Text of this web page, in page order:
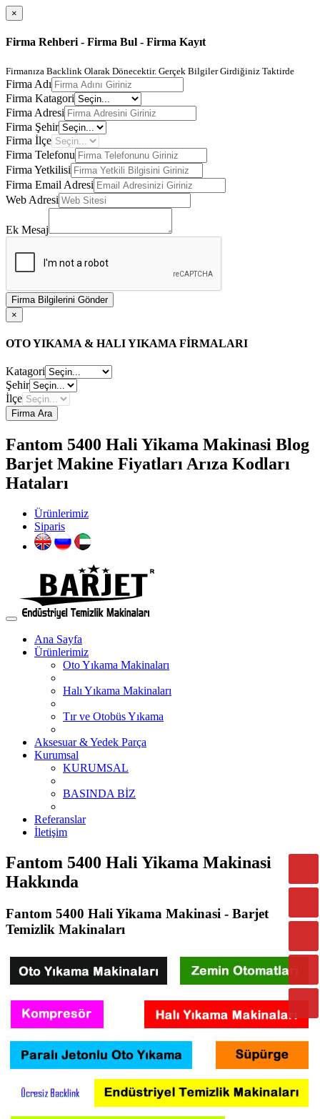
×
Firma Rehberi - Firma Bul - Firma Kayıt
Firmanıza Backlink Olarak Dönecektir. Gerçek Bilgiler Girdiğiniz Taktirde
Firma Adı
Firma Katagori
Firma Adresi
Firma Şehir
Firma İlçe
Firma Telefonu
Firma Yetkilisi
Firma Email Adresi
Web Adresi
Ek Mesaj
Firma Bilgilerini Gönder
×
OTO YIKAMA & HALI YIKAMA FİRMALARI
Katagori
Şehir
İlçe
Firma Ara
Fantom 5400 Hali Yikama Makinasi Blog
Barjet Makine Fiyatları Arıza Kodları
Hataları
Ürünlerimiz
Siparis
Ana Sayfa
Ürünlerimiz
Oto Yıkama Makinaları
Halı Yıkama Makinaları
Tır ve Otobüs Yıkama
Aksesuar & Yedek Parça
Kurumsal
KURUMSAL
BASINDA BİZ
Referanslar
İletişim
Fantom 5400 Hali Yikama Makinasi
Hakkında
Fantom 5400 Hali Yikama Makinasi - Barjet
Temizlik Makinaları